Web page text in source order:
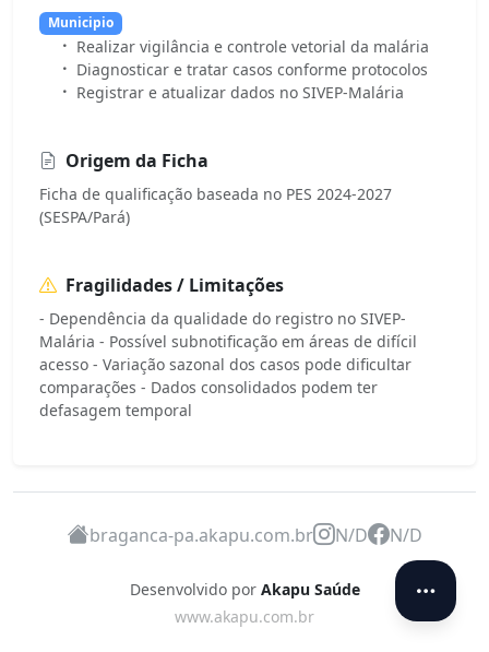
Municipio
Realizar vigilância e controle vetorial da malária
Diagnosticar e tratar casos conforme protocolos
Registrar e atualizar dados no SIVEP-Malária
Origem da Ficha
Ficha de qualificação baseada no PES 2024-2027
(SESPA/Pará)
Fragilidades / Limitações
- Dependência da qualidade do registro no SIVEP-
Malária - Possível subnotificação em áreas de difícil
acesso - Variação sazonal dos casos pode dificultar
comparações - Dados consolidados podem ter
defasagem temporal
braganca-pa.akapu.com.br N/D N/D
Desenvolvido por Akapu Saúde
www.akapu.com.br